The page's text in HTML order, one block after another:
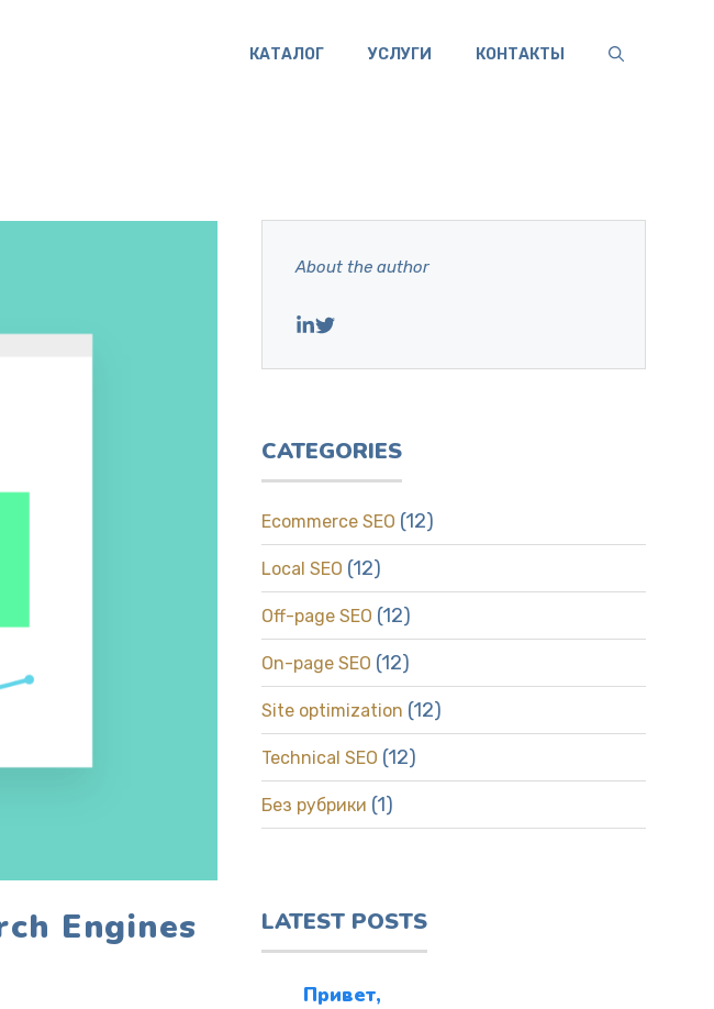
КАТАЛОГ УСЛУГИ КОНТАКТЫ
Engines
About the author
CATEGORIES
Ecommerce SEO (12)
Local SEO (12)
Off-page SEO (12)
On-page SEO (12)
Site optimization (12)
Technical SEO (12)
Без рубрики (1)
LATEST POSTS
Привет,